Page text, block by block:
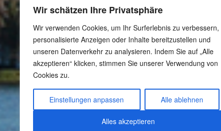
Wir schätzen Ihre Privatsphäre
Wir verwenden Cookies, um Ihr Surferlebnis zu verbessern,
personalisierte Anzeigen oder Inhalte bereitzustellen und
unseren Datenverkehr zu analysieren. Indem Sie auf „Alle
akzeptieren“ klicken, stimmen Sie unserer Verwendung von
Cookies zu.
Einstellungen anpassen Alle ablehnen
Alles akzeptieren
-Schutzkonzept
-
Meldestelle gemäß
Hinweisgeberschutzgesetz
- Datenschutzerklärung
Impressum